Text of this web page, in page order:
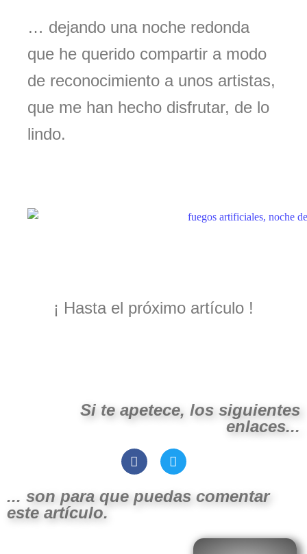
… dejando una noche redonda
que he querido compartir a modo
de reconocimiento a unos artistas,
que me han hecho disfrutar, de lo
lindo.
¡ Hasta el próximo artículo !
Si te apetece, los siguientes
enlaces...
... son para que puedas comentar
este artículo.